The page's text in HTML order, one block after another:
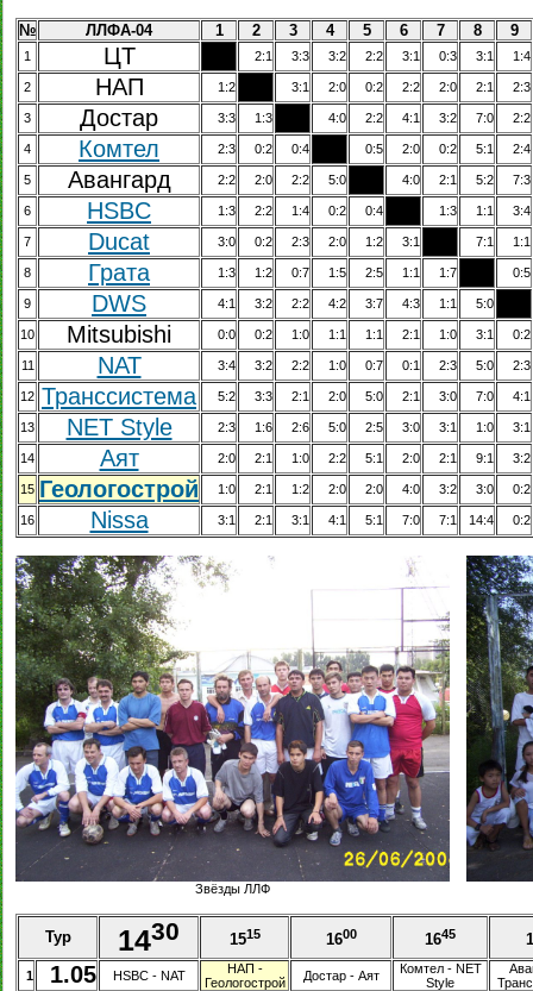
№ ЛЛФА-04 1 2 3 4 5 6 7 8 9
1 ЦТ 2:1 3:3 3:2 2:2 3:1 0:3 3:1 1:4
2 НАП 1:2 3:1 2:0 0:2 2:2 2:0 2:1 2:3
3 Достар 3:3 1:3 4:0 2:2 4:1 3:2 7:0 2:2
4 Комтел 2:3 0:2 0:4 0:5 2:0 0:2 5:1 2:4
5 Авангард 2:2 2:0 2:2 5:0 4:0 2:1 5:2 7:3
6 HSBC 1:3 2:2 1:4 0:2 0:4 1:3 1:1 3:4
7 Ducat 3:0 0:2 2:3 2:0 1:2 3:1 7:1 1:1
8 Грата 1:3 1:2 0:7 1:5 2:5 1:1 1:7 0:5
9 DWS 4:1 3:2 2:2 4:2 3:7 4:3 1:1 5:0
10 Mitsubishi 0:0 0:2 1:0 1:1 1:1 2:1 1:0 3:1 0:2
11 NAT 3:4 3:2 2:2 1:0 0:7 0:1 2:3 5:0 2:3
12 Транссистема 5:2 3:3 2:1 2:0 5:0 2:1 3:0 7:0 4:1
13 NET Style 2:3 1:6 2:6 5:0 2:5 3:0 3:1 1:0 3:1
14 Аят 2:0 2:1 1:0 2:2 5:1 2:0 2:1 9:1 3:2
15 Геологострой 1:0 2:1 1:2 2:0 2:0 4:0 3:2 3:0 0:2
16 Nissa 3:1 2:1 3:1 4:1 5:1 7:0 7:1 14:4 0:2
Звёзды ЛЛФ
Тур 1430 1515 1600 1645
1 1.05 HSBC - NAT
НАП -
Геологострой
Достар - Аят
Комтел - NET
Style